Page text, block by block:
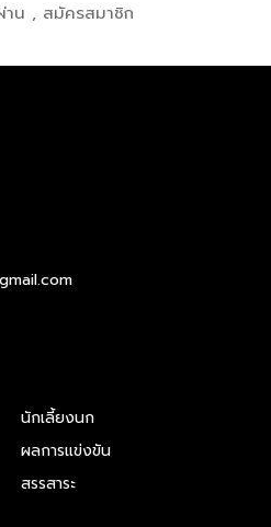
าน , สมัครสมาชิก
นักเลี้ยงนก
ผลการแข่งขัน
สรรสาระ